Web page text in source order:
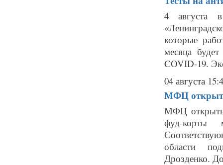
4 августа в
которые
месяца
COVID-19.
04 августа
МФЦ
МФЦ открыты
фуд-корты
области
Дрозденко.